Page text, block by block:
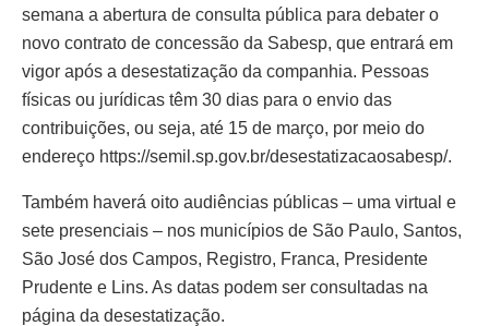
semana a abertura de consulta pública para debater o
novo contrato de concessão da Sabesp, que entrará em
vigor após a desestatização da companhia. Pessoas
físicas ou jurídicas têm 30 dias para o envio das
contribuições, ou seja, até 15 de março, por meio do
endereço https://semil.sp.gov.br/desestatizacaosabesp/.
Também haverá oito audiências públicas – uma virtual e
sete presenciais – nos municípios de São Paulo, Santos,
São José dos Campos, Registro, Franca, Presidente
Prudente e Lins. As datas podem ser consultadas na
página da desestatização.